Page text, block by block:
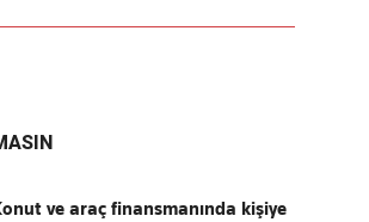
ve araç finansmanında kişiye